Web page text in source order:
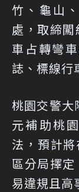
竹、龜山
處，取締
車占轉彎
誌、標線行
桃園交警大
元補助桃
法，預計
區分局擇
易違規且高